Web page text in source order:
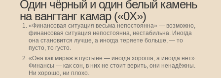
Один чёрный и один белый камень
на вангтанг камар («0Х»)
«Финансовая ситуация весьма непостоянна» — возможно,
финансовая ситуация непостоянна, нестабильна. Иногда
она становится лучше, а иногда теряете больше, — то
пусто, то густо.
«Она как мираж в пустыне — иногда хороша, а иногда нет».
Финансы — как сон, в них не стоит верить, они ненадёжны.
Ни хорошо, ни плохо.